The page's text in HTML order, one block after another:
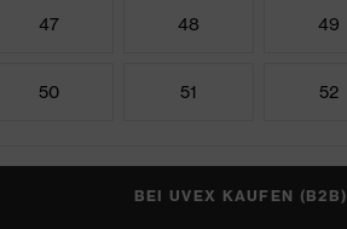
47 48 49
50 51 52
BEI UVEX KAUFEN (B2B)